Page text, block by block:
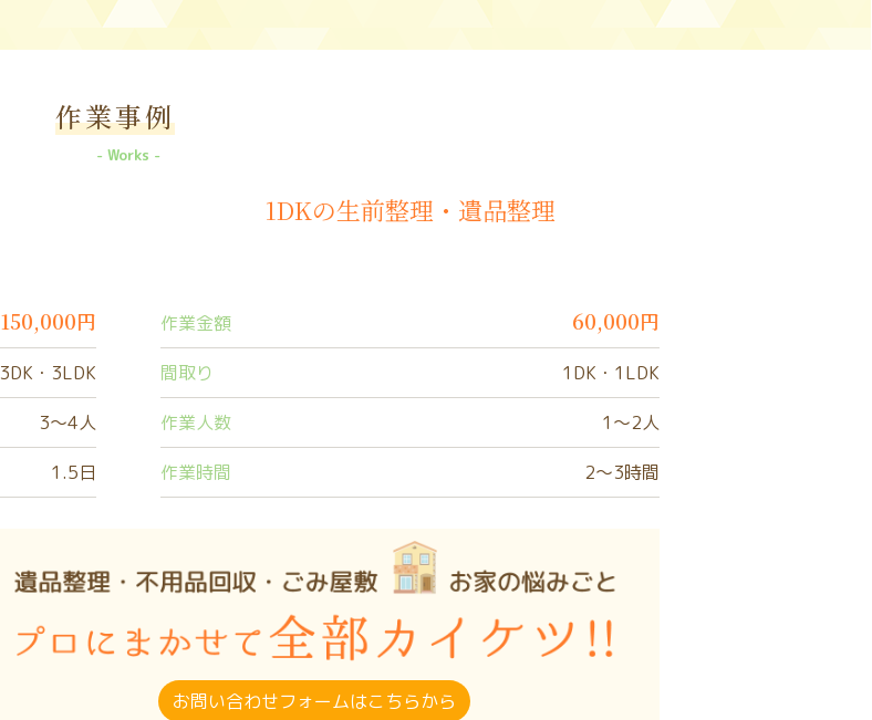
作業事例
Works
150,000円
3DK・3LDK
3〜4人
1.5日
1DKの生前整理・遺品整理
作業金額 60,000円
間取り 1DK・1LDK
作業人数 1〜2人
作業時間 2〜3時間
お問い合わせフォームはこちらから